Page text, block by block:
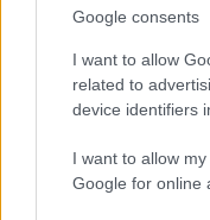
Google consents
I want to allow
related to
device identifiers
I want to allow
Google for online
VELIKI USPJEH
popularniji od
Saznaj više